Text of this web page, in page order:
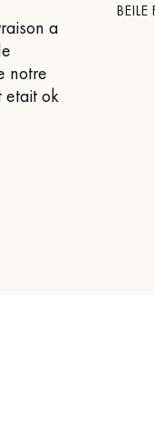
a
notre
etait ok
BEILE